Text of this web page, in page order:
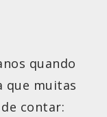
quando
que muitas
contar: